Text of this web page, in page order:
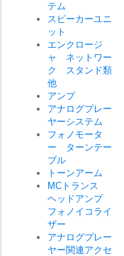
テム
スピーカーユニ
ット
エンクロージ
ャ ネットワー
ク スタンド類
他
アンプ
アナログプレー
ヤーシステム
フォノモータ
ー ターンテー
ブル
トーンアーム
MCトランス
ヘッドアンプ
フォノイコライ
ザー
アナログプレー
ヤー関連アクセ